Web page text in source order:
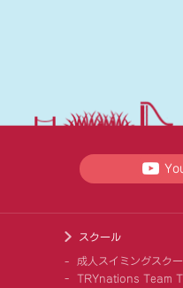
スクール
成人スイミングスク
TRYnations Team